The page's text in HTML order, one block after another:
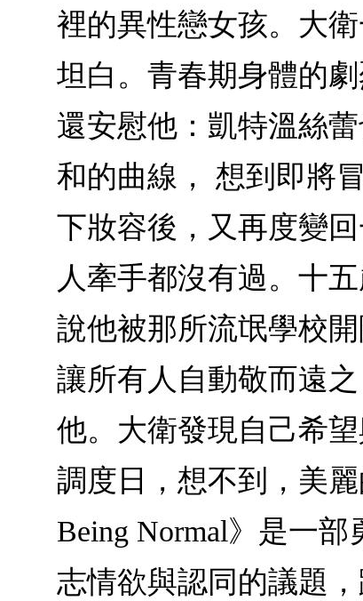
裡的異性戀女孩。大
坦白。青春期身體的
還安慰他：凱特溫絲
和的曲線， 想到即將
下妝容後，又再度變
人牽手都沒有過。十
說他被那所流氓學校
讓所有人自動敬而遠
他。大衛發現自己希
調度日，想不到，美
Being Normal》是一
志情欲與認同的議題